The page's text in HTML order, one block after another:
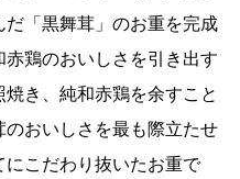
「黒舞茸」のお重を完成
鶏のおいしさを引き出す
き、純和赤鶏を余すこと
おいしさを最も際立たせ
こだわり抜いたお重で